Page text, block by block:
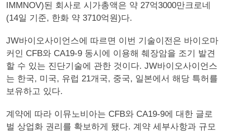
IMMNOV)된 회사로 시가총액은 약 27억3000만크로네
(14일 기준, 한화 약 3710억원)다.
JW바이오사이언스에 따르면 이번 기술이전은 바이오마
커인 CFB와 CA19-9 동시에 이용해 췌장암을 조기 발견
할 수 있는 진단기술에 관한 것이다. JW바이오사이언스
는 한국, 미국, 유럽 21개국, 중국, 일본에서 해당 특허를
보유하고 있다.
계약에 따라 이뮤노비아는 CFB와 CA19-9에 대한 글로
벌 상업화 권리를 확보하게 됐다. 계약 세부사항과 규모